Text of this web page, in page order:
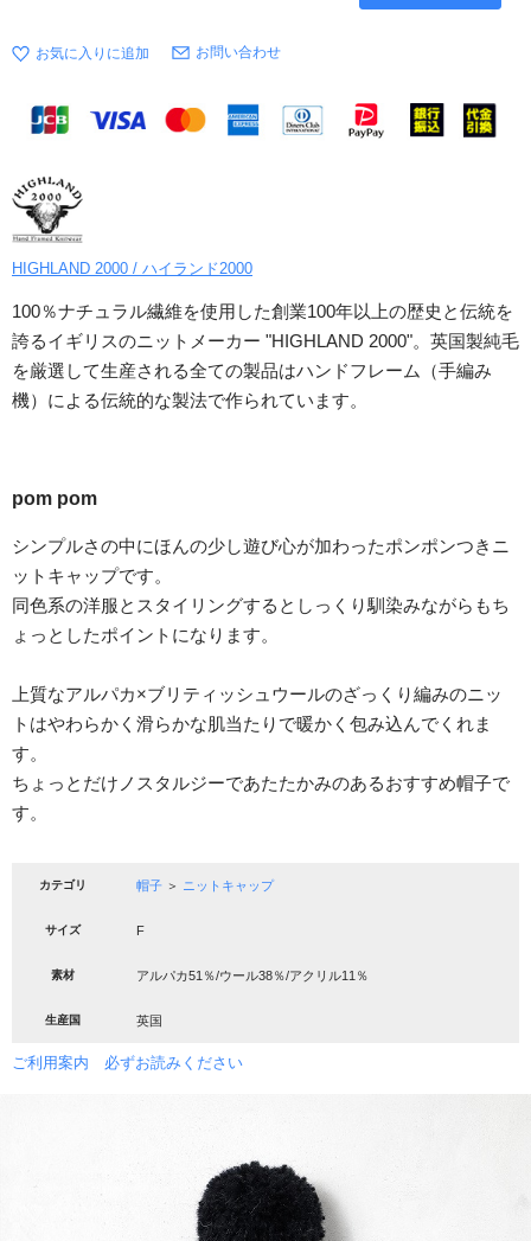
お問い合わせ
HIGHLAND 2000 / ハイランド2000
100％ナチュラル繊維を使用した創業100年以上の歴史と伝統を
誇るイギリスのニットメーカー "HIGHLAND 2000"。英国製純毛
を厳選して生産される全ての製品はハンドフレーム（手編み
機）による伝統的な製法で作られています。
pom pom
シンプルさの中にほんの少し遊び心が加わったポンポンつきニ
ットキャップです。
同色系の洋服とスタイリングするとしっくり馴染みながらもち
ょっとしたポイントになります。
上質なアルパカ×ブリティッシュウールのざっくり編みのニッ
トはやわらかく滑らかな肌当たりで暖かく包み込んでくれま
す。
ちょっとだけノスタルジーであたたかみのあるおすすめ帽子で
す。
カテゴリ 帽子 ＞ ニットキャップ
サイズ F
素材 アルパカ51％/ウール38％/アクリル11％
生産国 英国
ご利用案内 必ずお読みください